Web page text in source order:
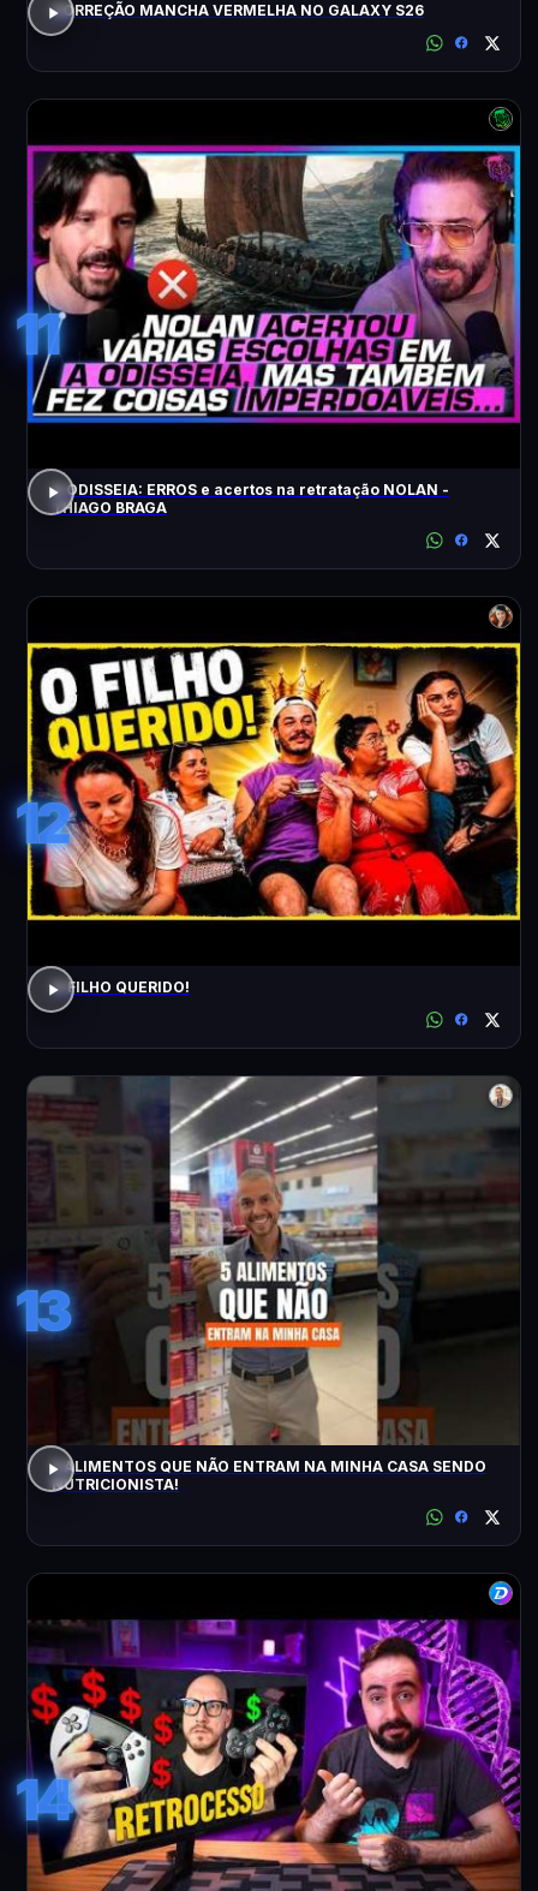
CORREÇÃO MANCHA VERMELHA NO GALAXY S26
11
A ODISSEIA: ERROS e acertos na retratação NOLAN -
THIAGO BRAGA
12
O FILHO QUERIDO!
13
5 ALIMENTOS QUE NÃO ENTRAM NA MINHA CASA SENDO
NUTRICIONISTA!
14